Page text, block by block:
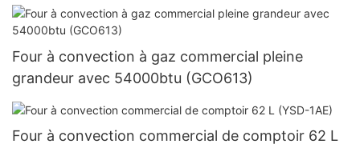
Four à convection à gaz commercial pleine
grandeur avec 54000btu (GCO613)
Four à convection commercial de comptoir 62 L